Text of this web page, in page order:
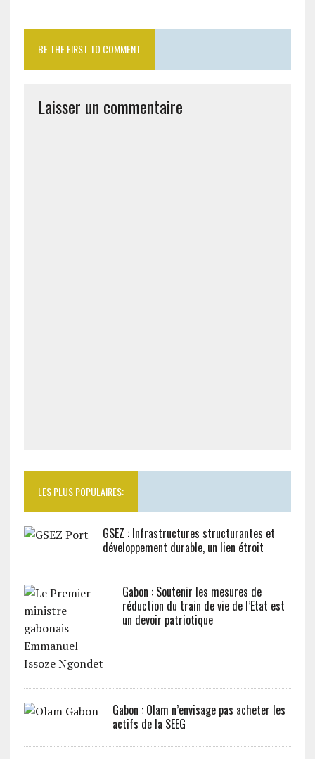
BE THE FIRST TO COMMENT
Laisser un commentaire
LES PLUS POPULAIRES:
GSEZ : Infrastructures structurantes et
développement durable, un lien étroit
Gabon : Soutenir les mesures de
réduction du train de vie de l’Etat est
un devoir patriotique
Gabon : Olam n’envisage pas acheter les
actifs de la SEEG